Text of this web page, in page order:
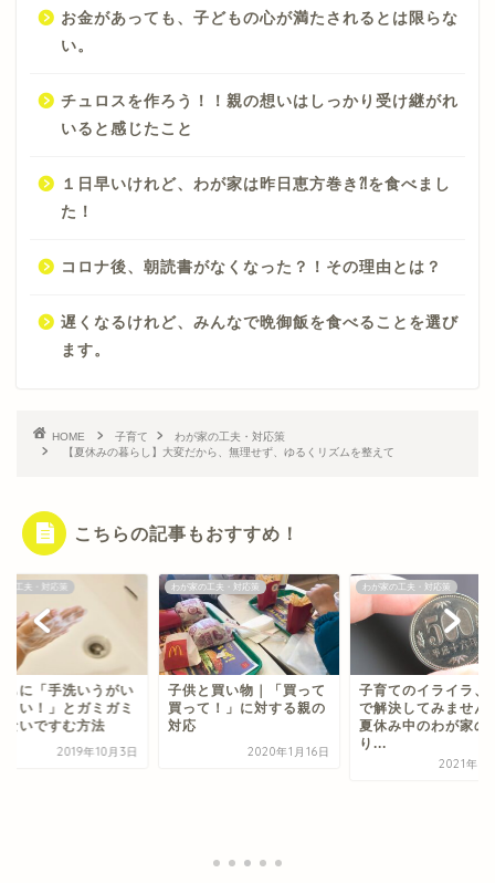
お金があっても、子どもの心が満たされるとは限らな
い。
チュロスを作ろう！！親の想いはしっかり受け継がれ
いると感じたこと
１日早いけれど、わが家は昨日恵方巻き⁈を食べまし
た！
コロナ後、朝読書がなくなった？！その理由とは？
遅くなるけれど、みんなで晩御飯を食べることを選び
ます。
HOME 子育て
わが家の工夫・対応策
【夏休みの暮らし】大変だから、無理せず、ゆるくリズムを整えて
こちらの記事もおすすめ！
の工夫・対応策
もに「手洗いうがい
さい！」とガミガミ
ないですむ方法
2019年10月3日
わが家の工夫・対応策
子供と買い物｜「買って
買って！」に対する親の
対応
2020年1月16日
わが家の工夫・対応策
子育てのイライラ、
で解決してみません
夏休み中のわが家の
り...
2021年9